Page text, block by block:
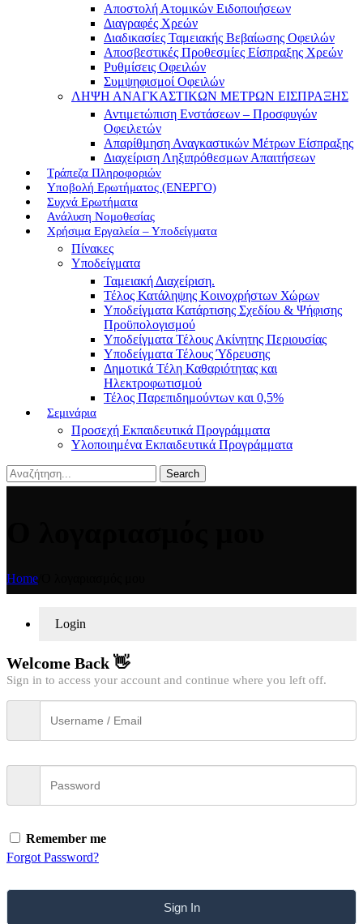
Αποστολή Ατομικών Ειδοποιήσεων
Διαγραφές Χρεών
Διαδικασίες Ταμειακής Βεβαίωσης Οφειλών
Αποσβεστικές Προθεσμίες Είσπραξης Χρεών
Ρυθμίσεις Οφειλών
Συμψηφισμοί Οφειλών
ΛΗΨΗ ΑΝΑΓΚΑΣΤΙΚΩΝ ΜΕΤΡΩΝ ΕΙΣΠΡΑΞΗΣ
Αντιμετώπιση Ενστάσεων – Προσφυγών
Οφειλετών
Απαρίθμηση Αναγκαστικών Μέτρων Είσπραξης
Διαχείριση Ληξιπρόθεσμων Απαιτήσεων
Τράπεζα Πληροφοριών
Υποβολή Ερωτήματος (ΕΝΕΡΓΟ)
Συχνά Ερωτήματα
Ανάλυση Νομοθεσίας
Χρήσιμα Εργαλεία – Υποδείγματα
Πίνακες
Υποδείγματα
Ταμειακή Διαχείριση.
Τέλος Κατάληψης Κοινοχρήστων Χώρων
Υποδείγματα Κατάρτισης Σχεδίου & Ψήφισης
Προϋπολογισμού
Υποδείγματα Τέλους Ακίνητης Περιουσίας
Υποδείγματα Τέλους Ύδρευσης
Δημοτικά Τέλη Καθαριότητας και
Ηλεκτροφωτισμού
Τέλος Παρεπιδημούντων και 0,5%
Σεμινάρια
Προσεχή Εκπαιδευτικά Προγράμματα
Υλοποιημένα Εκπαιδευτικά Προγράμματα
Search
Home
Login
Welcome Back 👋
Sign in to access your account and continue where you left off.
Remember me
Forgot Password?
Sign In